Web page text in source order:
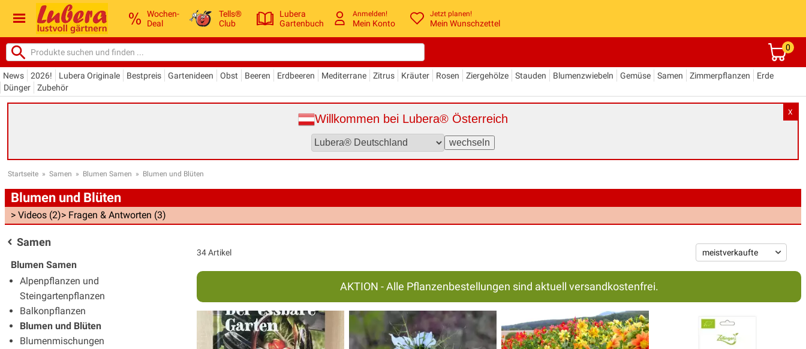
Wochen-
Deal
Tells®
Club
Lubera
Gartenbuch
Anmelden!
Mein Konto
Jetzt planen!
Mein Wunschzettel
0
News 2026! Lubera Originale Bestpreis Gartenideen Obst Beeren Erdbeeren Mediterrane Zitrus Kräuter Rosen Ziergehölze Stauden Blumenzwiebeln Gemüse Samen Zimmerpflanzen
Erde
Dünger
Zubehör
X
Willkommen bei Lubera® Österreich
Startseite » Samen » Blumen Samen » Blumen und Blüten
Blumen und Blüten
> Videos (2)> Fragen & Antworten (3)
Samen
Blumen Samen
Alpenpflanzen und
Steingartenpflanzen
Balkonpflanzen
Blumen und Blüten
Blumenmischungen
34 Artikel
AKTION - Alle Pflanzenbestellungen sind aktuell versandkostenfrei.